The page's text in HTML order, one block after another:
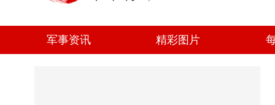
军事资讯 精彩图片